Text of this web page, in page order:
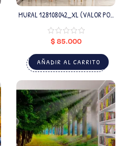
MURAL 128108042_XL (VALOR POR
$85.000
AÑADIR AL CARRITO